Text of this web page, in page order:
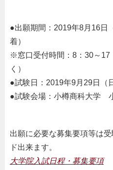
●出願期間：2019年8月16日
着）
※窓口受付時間：8：30～17
く）
●試験日：2019年9月29日（
●試験会場：小樽商科大学
出願に必要な募集要項等は
ド出来ます。
大学院入試日程・募集要項